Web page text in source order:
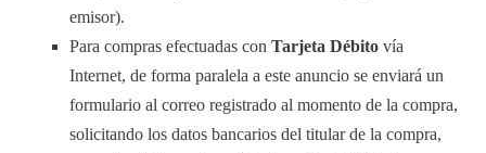
emisor).
Para compras efectuadas con Tarjeta Débito vía
Internet, de forma paralela a este anuncio se enviará un
formulario al correo registrado al momento de la compra,
solicitando los datos bancarios del titular de la compra,